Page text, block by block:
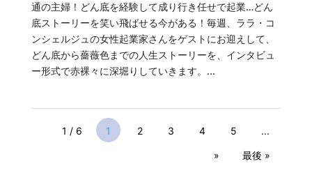
通の主婦！どん底を経験して成り行き任せで起業…どん
底ストーリーを笑い飛ばせる今がある！毎週、ララ・コ
ンシェルジュの女性起業家さんをゲストにお迎えして、
どん底から薔薇色までの人生ストーリーを、インタビュ
ー形式で赤裸々に深堀りしていきます。...
1 / 6 1 2 3 4 5 ...
» 最後 »